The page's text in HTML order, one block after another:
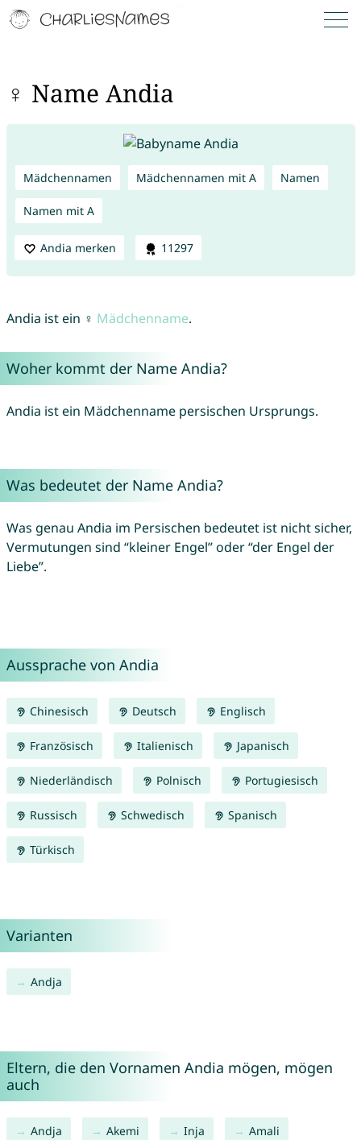
♀ Name Andia
Mädchennamen Mädchennamen mit A Namen
Namen mit A
Andia merken 11297
Andia ist ein ♀ Mädchenname.
Woher kommt der Name Andia?
Andia ist ein Mädchenname persischen Ursprungs.
Was bedeutet der Name Andia?
Was genau Andia im Persischen bedeutet ist nicht sicher,
Vermutungen sind “kleiner Engel” oder “der Engel der
Liebe”.
Aussprache von Andia
Chinesisch Deutsch Englisch
Französisch Italienisch Japanisch
Niederländisch Polnisch Portugiesisch
Russisch Schwedisch Spanisch
Türkisch
Varianten
Andja
Eltern, die den Vornamen Andia mögen, mögen
auch
Andja Akemi Inja Amali